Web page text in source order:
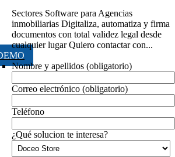
Sectores Software para Agencias
inmobiliarias Digitaliza, automatiza y firma
documentos con total validez legal desde
cualquier lugar Quiero contactar con...
Nombre y apellidos (obligatorio)
Correo electrónico (obligatorio)
Teléfono
¿Qué solucion te interesa?